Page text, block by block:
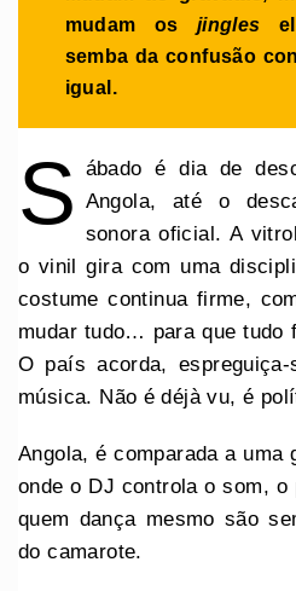
mudam os jingles
semba da confusão
igual.
S ábado é dia de
Angola, até o
sonora oficial. A
o vinil gira com uma
costume continua firme,
mudar tudo… para que tudo
O país acorda,
música. Não é déjà vu, é
Angola, é comparada a uma
onde o DJ controla o som, o
quem dança mesmo são
do camarote.